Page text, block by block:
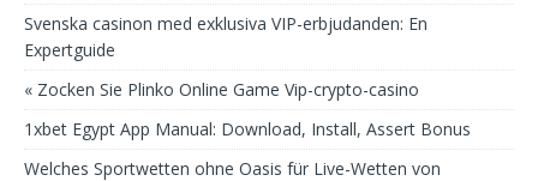
Svenska casinon med exklusiva VIP-erbjudanden: En
Expertguide
« Zocken Sie Plinko Online Game Vip-crypto-casino
1xbet Egypt App Manual: Download, Install, Assert Bonus
Welches Sportwetten ohne Oasis für Live-Wetten von